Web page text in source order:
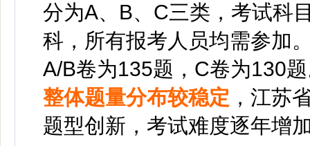
分为A、B、C三类，考试科
科，所有报考人员均需参加
A/B卷为135题，C卷为130
整体题量分布较稳定 ，江苏
题型创新，考试难度逐年增